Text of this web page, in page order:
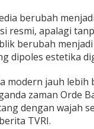
berubah
resmi, apalagi
berubah
dipoles estetika
modern jauh lebih
zaman Orde
dengan wajah
TVRI.